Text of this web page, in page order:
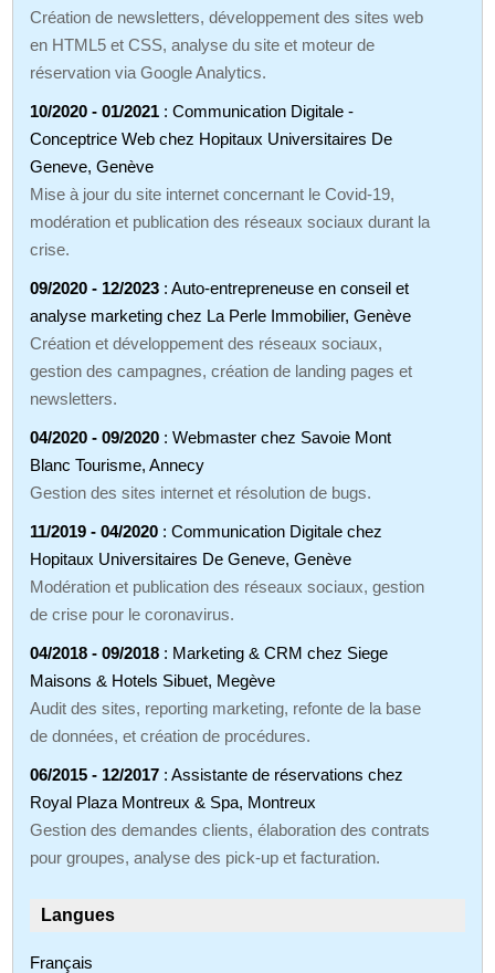
Création de newsletters, développement des sites web
en HTML5 et CSS, analyse du site et moteur de
réservation via Google Analytics.
10/2020 - 01/2021 : Communication Digitale -
Conceptrice Web chez Hopitaux Universitaires De
Geneve, Genève
Mise à jour du site internet concernant le Covid-19,
modération et publication des réseaux sociaux durant la
crise.
09/2020 - 12/2023 : Auto-entrepreneuse en conseil et
analyse marketing chez La Perle Immobilier, Genève
Création et développement des réseaux sociaux,
gestion des campagnes, création de landing pages et
newsletters.
04/2020 - 09/2020 : Webmaster chez Savoie Mont
Blanc Tourisme, Annecy
Gestion des sites internet et résolution de bugs.
11/2019 - 04/2020 : Communication Digitale chez
Hopitaux Universitaires De Geneve, Genève
Modération et publication des réseaux sociaux, gestion
de crise pour le coronavirus.
04/2018 - 09/2018 : Marketing & CRM chez Siege
Maisons & Hotels Sibuet, Megève
Audit des sites, reporting marketing, refonte de la base
de données, et création de procédures.
06/2015 - 12/2017 : Assistante de réservations chez
Royal Plaza Montreux & Spa, Montreux
Gestion des demandes clients, élaboration des contrats
pour groupes, analyse des pick-up et facturation.
Langues
Français